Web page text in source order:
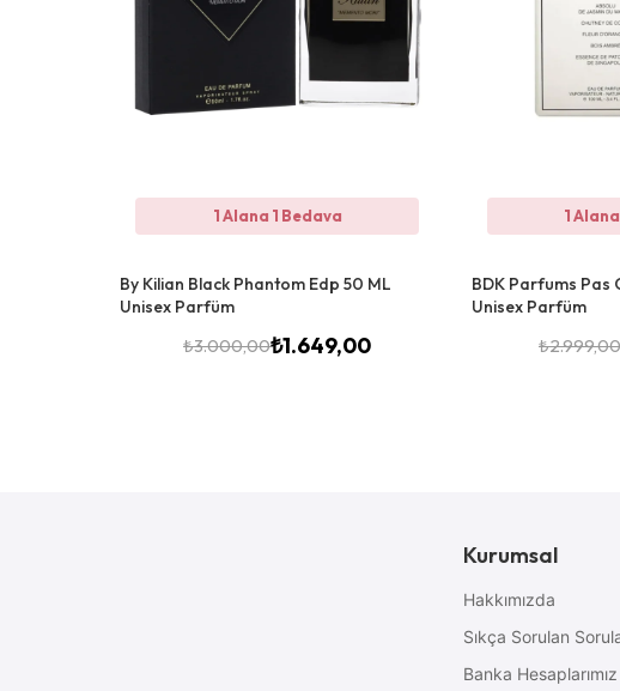
1 Alana 1 Bedava
By Kilian Black Phantom Edp 50 ML
Unisex Parfüm
₺3.000,00₺1.649,00
1
BDK Parfums Pas
Unisex Parfüm
₺2.999,00
Kurumsal
Hakkımızda
Sıkça Sorulan
Banka Hesaplarımız